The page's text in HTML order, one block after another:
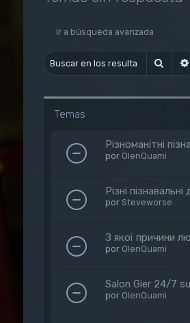
Ir a búsqueda avanzada
Buscar
Temas
Різноманітні
por OlenQuami
Різні
por Steveworse
З якої причини
por OlenQuami
Salon Gier 24/7
por OlenQuami